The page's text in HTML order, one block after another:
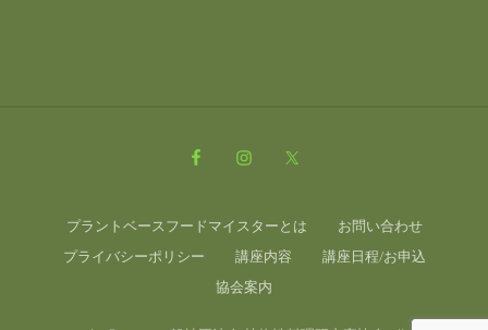
プラントベースフードマイスターとは
お問い合わせ
プライバシーポリシー
講座内容
講座日程/お申込
協会案内